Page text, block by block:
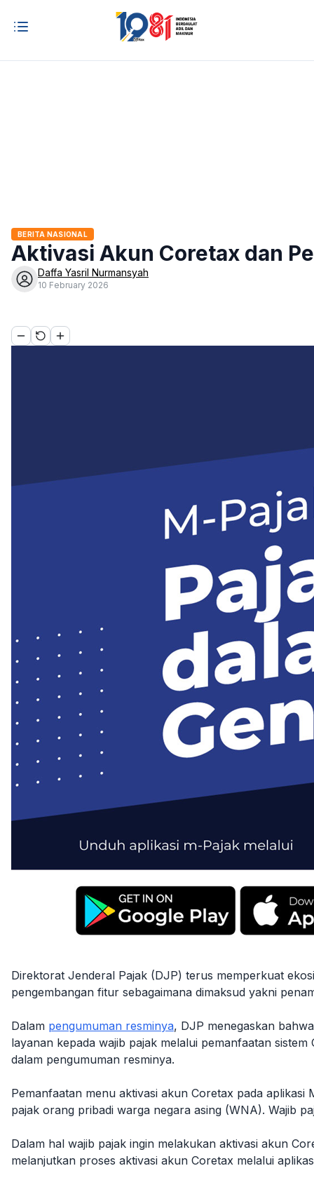
BERITA NASIONAL
Aktivasi Akun Coretax dan
Daffa Yasril Nurmansyah
10 February 2026
Direktorat Jenderal Pajak (DJP) terus memperkuat
pengembangan fitur sebagaimana dimaksud yakni
Dalam pengumuman resminya, DJP menegaskan
layanan kepada wajib pajak melalui pemanfaatan
dalam pengumuman resminya.
Pemanfaatan menu aktivasi akun Coretax pada
pajak orang pribadi warga negara asing (WNA). Wajib
Dalam hal wajib pajak ingin melakukan aktivasi akun
melanjutkan proses aktivasi akun Coretax melalui